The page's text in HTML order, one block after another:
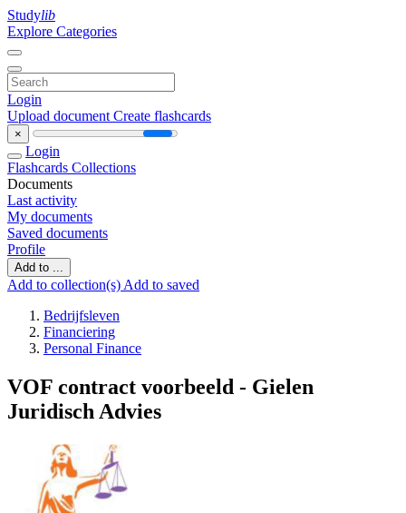
Studylib
Explore Categories
Login
Upload document Create flashcards
×
Login
Flashcards Collections
Documents
Last activity
My documents
Saved documents
Profile
Add to ...
Add to collection(s) Add to saved
Bedrijfsleven
Financiering
Personal Finance
VOF contract voorbeeld - Gielen
Juridisch Advies